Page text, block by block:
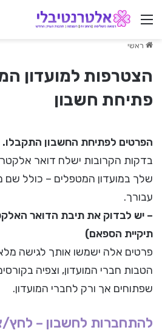
ניווט באתר
ראשי
הצטרפות למועדון
פתיחת חשבון
הפרטים לפתיחת החשבון התקבלו.
בדקות הקרובות ישלח דואר
שלך במועדון המטפלים – כולל
עבורך.
– יש לבדוק את תיבת הדואר
תיקיית הספאם)
פרטים אלה ישמשו אותך לגישה
הטבות חברי המועדון, וצפיה
שפתוחים אך ורק לחברי המועדון.
להתחברות לחשבון – לחץ/